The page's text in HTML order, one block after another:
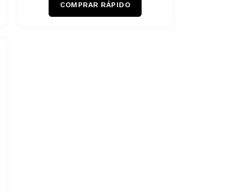
COMPRAR RÁPIDO